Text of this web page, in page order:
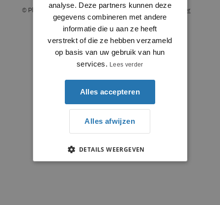
© Plintenstunter 2026 Profielenstunter
analyse. Deze partners kunnen deze
gegevens combineren met andere
informatie die u aan ze heeft
verstrekt of die ze hebben verzameld
op basis van uw gebruik van hun
services.
Lees verder
Alles accepteren
Alles afwijzen
DETAILS WEERGEVEN